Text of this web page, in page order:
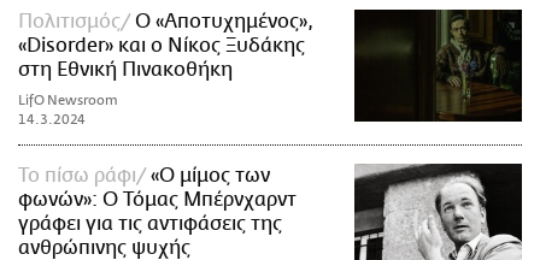
Πολιτισμός
Ο «Αποτυχημένος»,
«Disorder» και ο Νίκος Ξυδάκης
στη Εθνική Πινακοθήκη
LifO Newsroom
14.3.2024
Το πίσω ράφι
«Ο μίμος των
φωνών»: Ο Τόμας Μπέρνχαρντ
γράφει για τις αντιφάσεις της
ανθρώπινης ψυχής